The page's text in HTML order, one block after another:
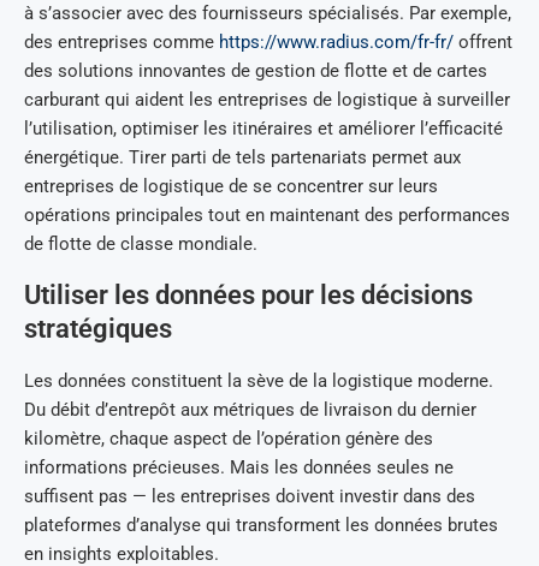
à s’associer avec des fournisseurs spécialisés. Par exemple,
des entreprises comme https://www.radius.com/fr-fr/ offrent
des solutions innovantes de gestion de flotte et de cartes
carburant qui aident les entreprises de logistique à surveiller
l’utilisation, optimiser les itinéraires et améliorer l’efficacité
énergétique. Tirer parti de tels partenariats permet aux
entreprises de logistique de se concentrer sur leurs
opérations principales tout en maintenant des performances
de flotte de classe mondiale.
Utiliser les données pour les décisions
stratégiques
Les données constituent la sève de la logistique moderne.
Du débit d’entrepôt aux métriques de livraison du dernier
kilomètre, chaque aspect de l’opération génère des
informations précieuses. Mais les données seules ne
suffisent pas — les entreprises doivent investir dans des
plateformes d’analyse qui transforment les données brutes
en insights exploitables.